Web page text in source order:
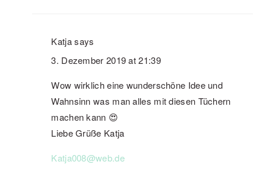
Katja says
3. Dezember 2019 at 21:39
Wow wirklich eine wunderschöne Idee und
Wahnsinn was man alles mit diesen Tüchern
machen kann 😍
Liebe Grüße Katja
Katja008@web.de